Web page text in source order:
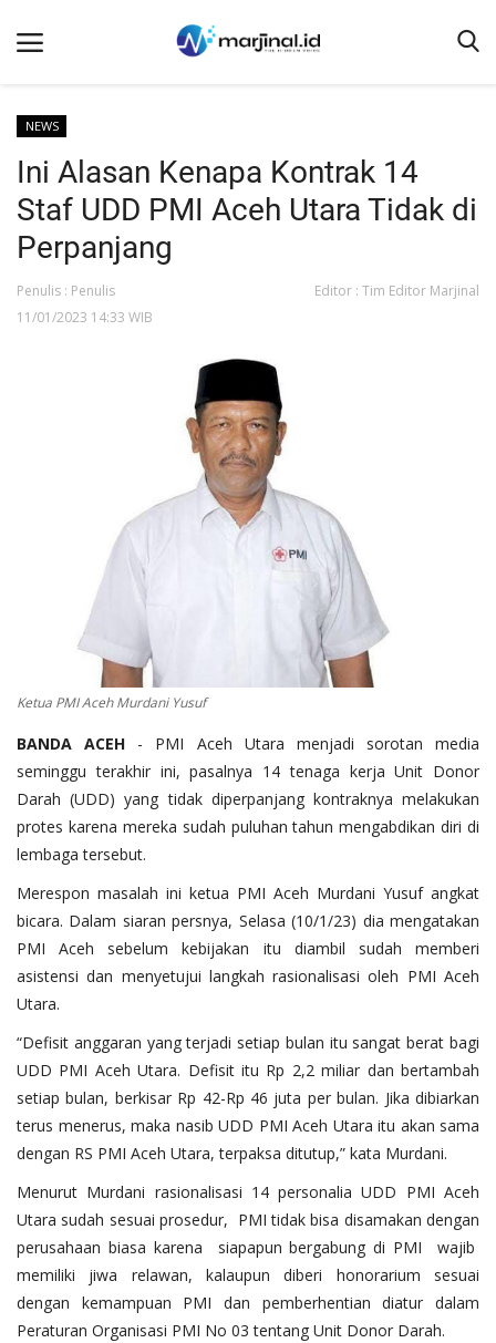
Beranda
NEWS
Redaksi
EDUKASI
Ketentuan dan Layanan
Pedoman Media Siber
Alamat Kami
Tentang Kami
Login
Daftar
NEWS
Ini Alasan Kenapa Kontrak 14
Staf UDD PMI Aceh Utara Tidak di
Perpanjang
Penulis : Penulis
Editor : Tim Editor Marjinal
11/01/2023 14:33 WIB
Ketua PMI Aceh Murdani Yusuf
BANDA ACEH - PMI Aceh Utara menjadi sorotan media
seminggu terakhir ini, pasalnya 14 tenaga kerja Unit Donor
Darah (UDD) yang tidak diperpanjang kontraknya melakukan
protes karena mereka sudah puluhan tahun mengabdikan diri di
lembaga tersebut.
Merespon masalah ini ketua PMI Aceh Murdani Yusuf angkat
bicara. Dalam siaran persnya, Selasa (10/1/23) dia mengatakan
PMI Aceh sebelum kebijakan itu diambil sudah memberi
asistensi dan menyetujui langkah rasionalisasi oleh PMI Aceh
Utara.
“Defisit anggaran yang terjadi setiap bulan itu sangat berat bagi
UDD PMI Aceh Utara. Defisit itu Rp 2,2 miliar dan bertambah
setiap bulan, berkisar Rp 42-Rp 46 juta per bulan. Jika dibiarkan
terus menerus, maka nasib UDD PMI Aceh Utara itu akan sama
dengan RS PMI Aceh Utara, terpaksa ditutup,” kata Murdani.
Menurut Murdani rasionalisasi 14 personalia UDD PMI Aceh
Utara sudah sesuai prosedur, PMI tidak bisa disamakan dengan
perusahaan biasa karena siapapun bergabung di PMI wajib
memiliki jiwa relawan, kalaupun diberi honorarium sesuai
dengan kemampuan PMI dan pemberhentian diatur dalam
Peraturan Organisasi PMI No 03 tentang Unit Donor Darah.